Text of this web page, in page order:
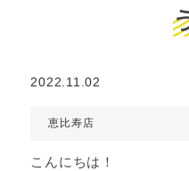
2022.11.02
恵比寿店
こんにちは！